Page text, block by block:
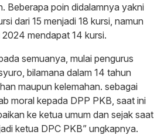
Beberapa poin didalamnya yakni
dari 15 menjadi 18 kursi, namun
mendapat 14 kursi.
semuanya, mulai pengurus
bilamana dalam 14 tahun
maupun kelemahan. sebagai
moral kepada DPP PKB, saat ini
ke ketua umum dan sejak saat
ketua DPC PKB” ungkapnya.